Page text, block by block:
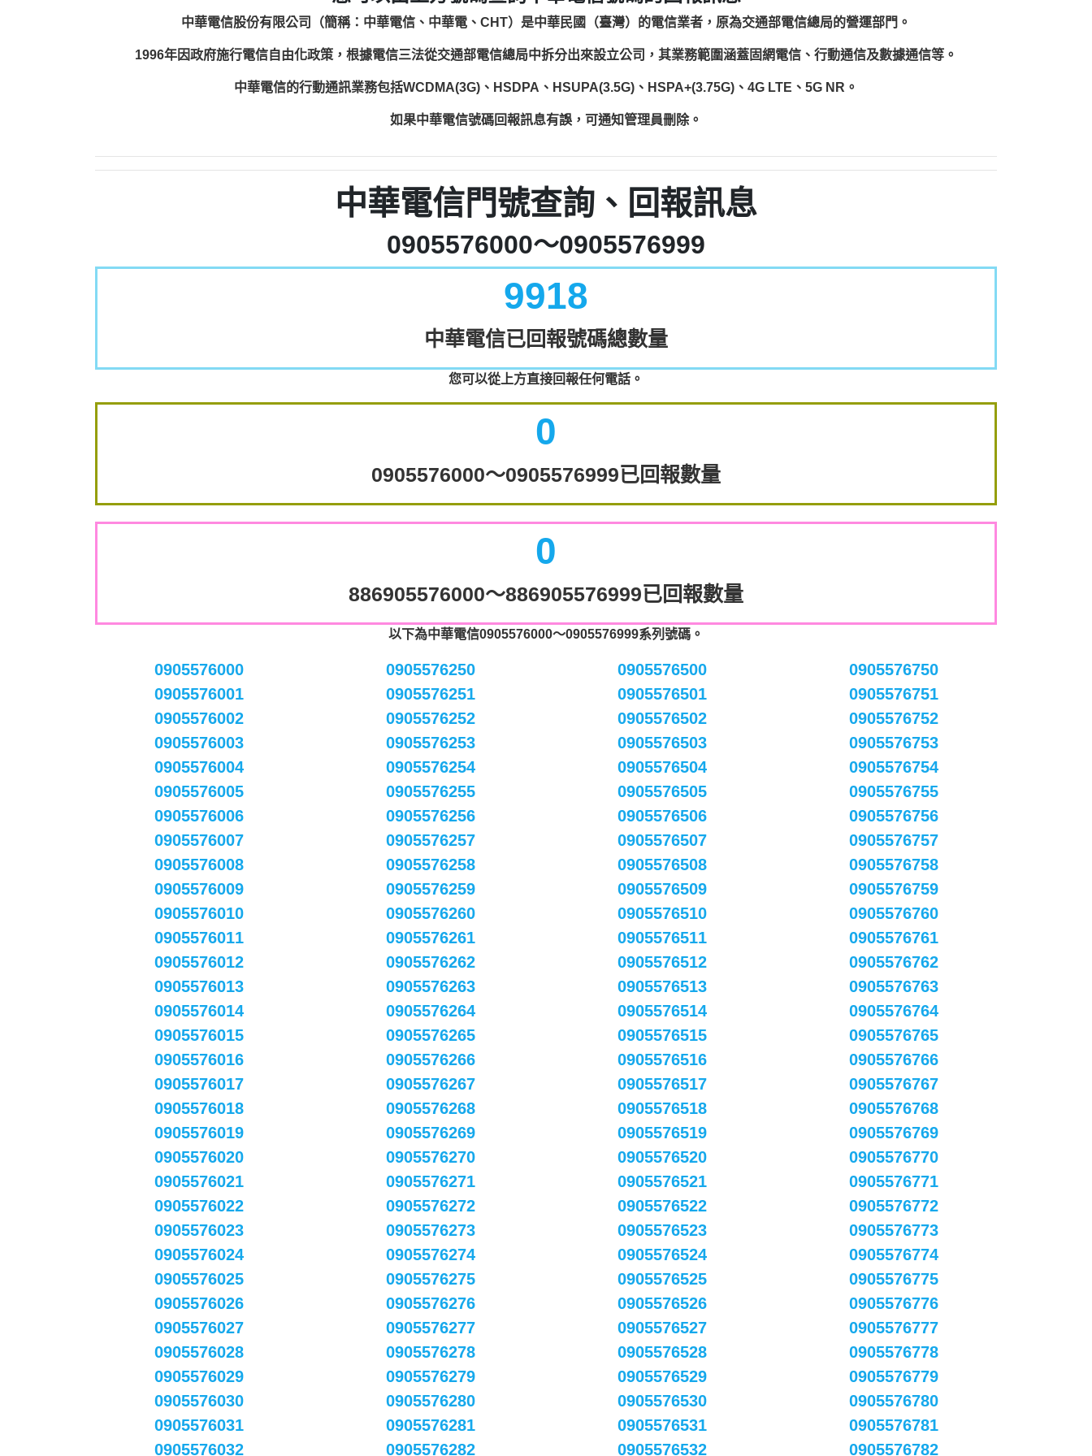
中華電信股份有限公司（簡稱：中華電信、中華電、CHT）是中華民國（臺灣）的電信業者，原為交通部電信總局的營運部門。
1996年因政府施行電信自由化政策，根據電信三法從交通部電信總局中拆分出來設立公司，其業務範圍涵蓋固網電信、行動通信及數據通信等。
中華電信的行動通訊業務包括WCDMA(3G)、HSDPA、HSUPA(3.5G)、HSPA+(3.75G)、4G LTE、5G NR。
如果中華電信號碼回報訊息有誤，可通知管理員刪除。
中華電信門號查詢、回報訊息
0905576000～0905576999
9918
中華電信已回報號碼總數量
您可以從上方直接回報任何電話。
0
0905576000～0905576999已回報數量
0
886905576000～886905576999已回報數量
以下為中華電信0905576000～0905576999系列號碼。
0905576000
0905576001
0905576002
0905576003
0905576004
0905576005
0905576006
0905576007
0905576008
0905576009
0905576010
0905576011
0905576012
0905576013
0905576014
0905576015
0905576016
0905576017
0905576018
0905576019
0905576020
0905576021
0905576022
0905576023
0905576024
0905576025
0905576026
0905576027
0905576028
0905576029
0905576030
0905576031
0905576032
0905576250
0905576251
0905576252
0905576253
0905576254
0905576255
0905576256
0905576257
0905576258
0905576259
0905576260
0905576261
0905576262
0905576263
0905576264
0905576265
0905576266
0905576267
0905576268
0905576269
0905576270
0905576271
0905576272
0905576273
0905576274
0905576275
0905576276
0905576277
0905576278
0905576279
0905576280
0905576281
0905576282
0905576500
0905576501
0905576502
0905576503
0905576504
0905576505
0905576506
0905576507
0905576508
0905576509
0905576510
0905576511
0905576512
0905576513
0905576514
0905576515
0905576516
0905576517
0905576518
0905576519
0905576520
0905576521
0905576522
0905576523
0905576524
0905576525
0905576526
0905576527
0905576528
0905576529
0905576530
0905576531
0905576532
0905576750
0905576751
0905576752
0905576753
0905576754
0905576755
0905576756
0905576757
0905576758
0905576759
0905576760
0905576761
0905576762
0905576763
0905576764
0905576765
0905576766
0905576767
0905576768
0905576769
0905576770
0905576771
0905576772
0905576773
0905576774
0905576775
0905576776
0905576777
0905576778
0905576779
0905576780
0905576781
0905576782